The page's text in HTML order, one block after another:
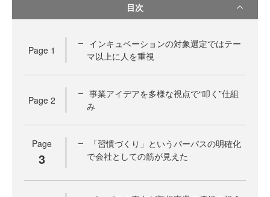
目次
Page 1
インキュベーションの対象選定ではテー
マ以上に人を重視
Page 2
事業アイデアを多様な視点で“叩く”仕組
み
Page
3
「習慣づくり」というパーパスの明確化
で会社としての筋が見えた